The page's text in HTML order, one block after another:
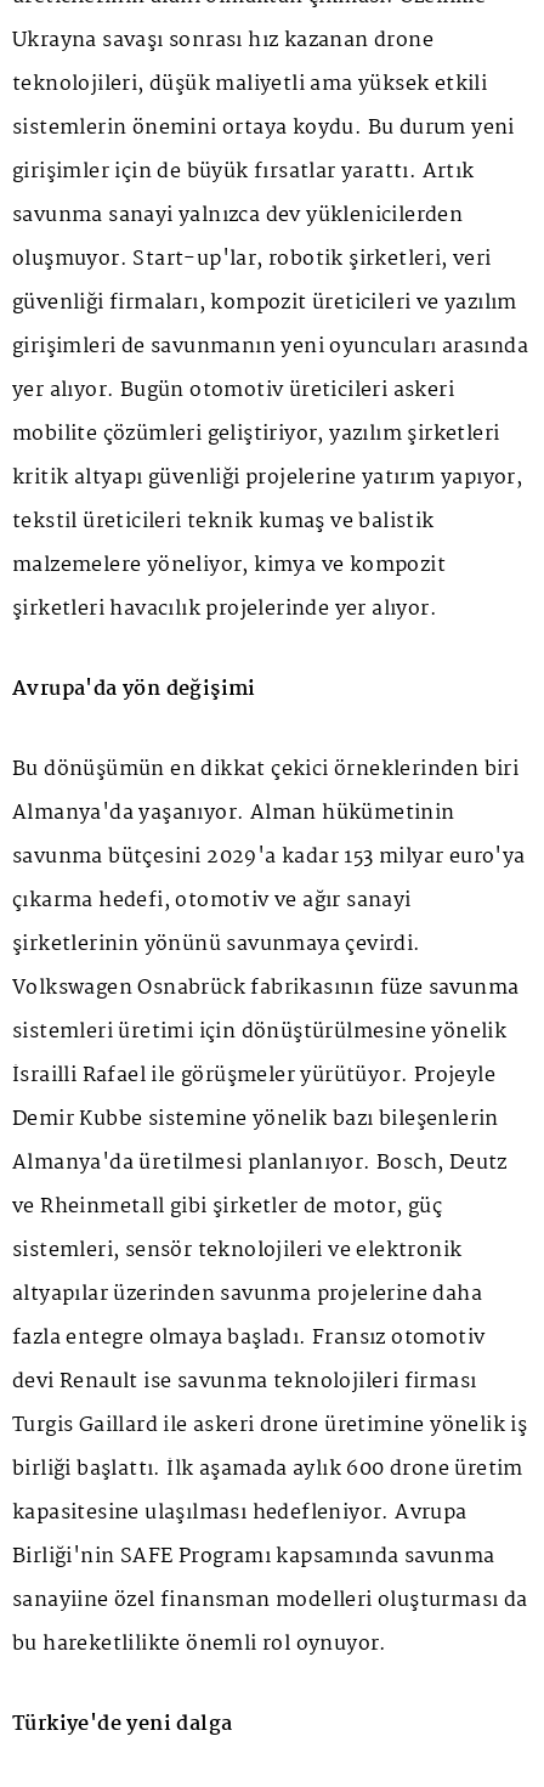
Ukrayna savaşı sonrası hız kazanan drone
teknolojileri, düşük maliyetli ama yüksek etkili
sistemlerin önemini ortaya koydu. Bu durum yeni
girişimler için de büyük fırsatlar yarattı. Artık
savunma sanayi yalnızca dev yüklenicilerden
oluşmuyor. Start-up'lar, robotik şirketleri, veri
güvenliği firmaları, kompozit üreticileri ve yazılım
girişimleri de savunmanın yeni oyuncuları arasında
yer alıyor. Bugün otomotiv üreticileri askeri
mobilite çözümleri geliştiriyor, yazılım şirketleri
kritik altyapı güvenliği projelerine yatırım yapıyor,
tekstil üreticileri teknik kumaş ve balistik
malzemelere yöneliyor, kimya ve kompozit
şirketleri havacılık projelerinde yer alıyor.
Avrupa'da yön değişimi
Bu dönüşümün en dikkat çekici örneklerinden biri
Almanya'da yaşanıyor. Alman hükümetinin
savunma bütçesini 2029'a kadar 153 milyar euro'ya
çıkarma hedefi, otomotiv ve ağır sanayi
şirketlerinin yönünü savunmaya çevirdi.
Volkswagen Osnabrück fabrikasının füze savunma
sistemleri üretimi için dönüştürülmesine yönelik
İsrailli Rafael ile görüşmeler yürütüyor. Projeyle
Demir Kubbe sistemine yönelik bazı bileşenlerin
Almanya'da üretilmesi planlanıyor. Bosch, Deutz
ve Rheinmetall gibi şirketler de motor, güç
sistemleri, sensör teknolojileri ve elektronik
altyapılar üzerinden savunma projelerine daha
fazla entegre olmaya başladı. Fransız otomotiv
devi Renault ise savunma teknolojileri firması
Turgis Gaillard ile askeri drone üretimine yönelik iş
birliği başlattı. İlk aşamada aylık 600 drone üretim
kapasitesine ulaşılması hedefleniyor. Avrupa
Birliği'nin SAFE Programı kapsamında savunma
sanayiine özel finansman modelleri oluşturması da
bu hareketlilikte önemli rol oynuyor.
Türkiye'de yeni dalga